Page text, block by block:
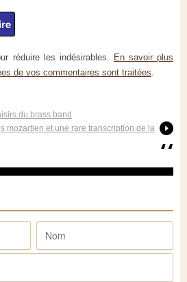
réduire les indésirables. En savoir plus
de vos commentaires sont traitées.
du brass band
mozartien et une rare transcription de la